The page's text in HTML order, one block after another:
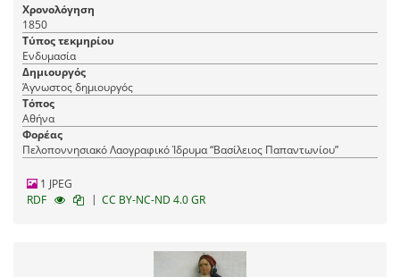
Χρονολόγηση
1850
Τύπος τεκμηρίου
Ενδυμασία
Δημιουργός
Άγνωστος δημιουργός
Τόπος
Αθήνα
Φορέας
Πελοποννησιακό Λαογραφικό Ίδρυμα “Βασίλειος Παπαντωνίου”
1 JPEG
RDF
| CC BY-NC-ND 4.0 GR